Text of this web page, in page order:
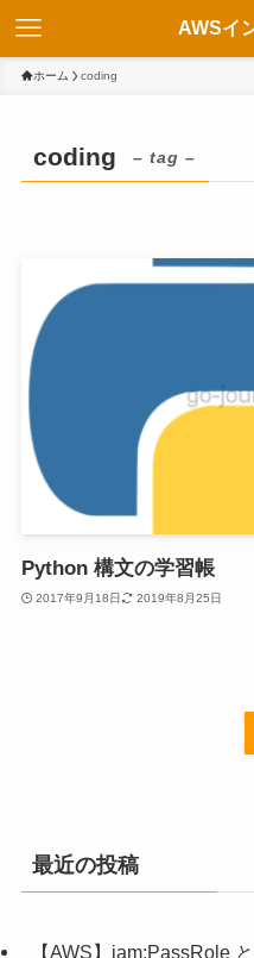
AWSイ
ホーム coding
coding – tag –
Python 構文の学習帳
2017年9月18日 2019年8月25日
最近の投稿
【AWS】iam:PassRole